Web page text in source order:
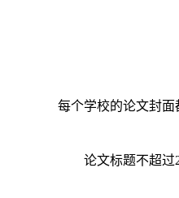
每个学校的论文封面
论文标题不超过